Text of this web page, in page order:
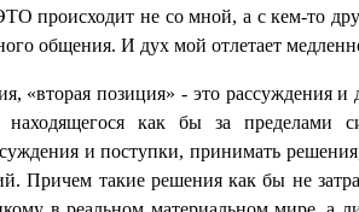
происходит не со мной, а с кем-то
общения. И дух мой отлетает
«вторая позиция» - это рассуждения
находящегося как бы за
и поступки, принимать
Причем такие решения как бы не